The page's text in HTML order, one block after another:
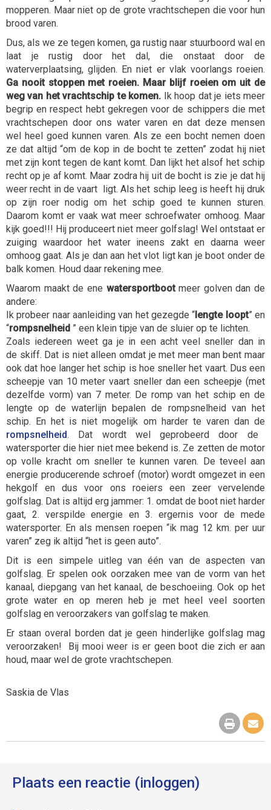
mopperen. Maar niet op de grote vrachtschepen die voor hun
brood varen.
Dus, als we ze tegen komen, ga rustig naar stuurboord wal en
laat je rustig door het dal, die onstaat door de
waterverplaatsing, glijden. En niet er vlak voorlangs roeien.
Ga nooit stoppen met roeien. Maar blijf roeien om uit de
weg van het vrachtschip te komen.
Ik hoop dat je iets meer
begrip en respect hebt gekregen voor de schippers die met
vrachtschepen door ons water varen en dat deze mensen
wel
heel goed kunnen varen. Als ze een bocht nemen doen
ze dat altijd “om de kop in de bocht te zetten” zodat hij niet
met zijn kont tegen de kant komt. Dan lijkt het alsof het schip
recht op je af komt. Maar zodra hij uit de bocht is zie je dat hij
weer recht in de vaart ligt. Als het schip leeg is heeft hij druk
op zijn roer nodig om het schip goed te kunnen sturen.
Daarom komt er vaak wat meer schroefwater omhoog. Maar
kijk goed!!! Hij produceert niet meer golfslag! Wel ontstaat er
zuiging waardoor het water ineens zakt en daarna weer
omhoog gaat. Als je dan aan het vlot ligt kan je boot onder de
balk komen. Houd daar rekening mee.
Waarom maakt de ene watersportboot meer golven dan de
andere:
Ik probeer naar aanleiding van het gezegde “ lengte loopt” en
“rompsnelheid ” een klein tipje van de sluier op te lichten.
Zoals iedereen weet ga je in een acht veel sneller dan in
de skiff. Dat is niet alleen omdat je met meer man bent maar
ook dat hoe langer het schip is hoe sneller het vaart. Dus een
scheepje van 10 meter vaart sneller dan een scheepje (met
dezelfde vorm) van 7 meter. De romp van het schip en de
lengte op de waterlijn bepalen de rompsnelheid van het
schip. En het is niet mogelijk om harder te varen dan de
rompsnelheid. Dat wordt wel geprobeerd door de
watersporter die hier niet mee bekend is. Ze zetten de motor
op volle kracht om sneller te kunnen varen. De teveel aan
energie producerende schroef (motor) wordt omgezet in een
hekgolf en dus voor ons roeiers een zeer vervelende
golfslag. Dat is altijd erg jammer: 1. omdat de boot niet harder
gaat, 2. verspilde energie en 3. ergernis voor de mede
watersporter. En als mensen roepen “ik mag 12 km. per uur
varen” zeg ik altijd “het is geen auto”.
Dit is een simpele uitleg van één van de aspecten van
golfslag. Er spelen ook oorzaken mee van de vorm van het
kanaal, diepgang van het kanaal, de beschoeiing. Ook op het
grote water en op meren heb je met heel veel soorten
golfslag en veroorzakers van golfslag te maken.
Er staan overal borden dat je geen hinderlijke golfslag mag
veroorzaken! Bij mooi weer is er geen boot die zich er aan
houd, maar wel de grote vrachtschepen.
Saskia de Vlas
Plaats een reactie (inloggen)